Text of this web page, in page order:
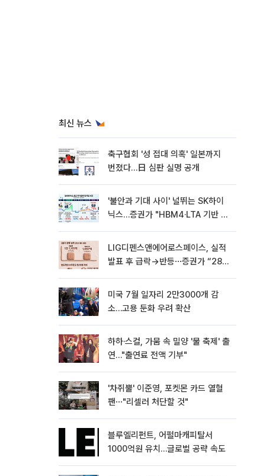
최신 뉴스
축구협회 '성 접대 의혹' 일본까지
번졌다…日 심판 실명 공개
'불안과 기대 사이' 널뛰는 SK하이
닉스…증권가 "HBM4·LTA 기반 펀
LIG디펜스앤에어로스페이스, 실적
발표 후 급락→반등⋯증권가 “28년
미국 7월 일자리 2만3000개 감
소…고용 둔화 우려 확산
하하·스컬, 가뭄 속 밀양 '물 축제' 출
연…"출연료 전액 기부"
'차쥐뿔' 이준영, 포켓몬 카드 열혈
팬⋯"리셀러 처단할 것"
블루엘리펀트, 어펄마캐피탈서
1000억원 유치…글로벌 공략 속도